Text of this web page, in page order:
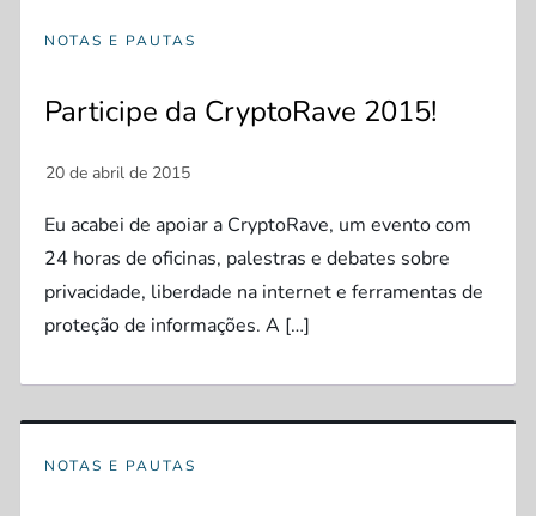
NOTAS E PAUTAS
Participe da CryptoRave 2015!
Eu acabei de apoiar a CryptoRave, um evento com
24 horas de oficinas, palestras e debates sobre
privacidade, liberdade na internet e ferramentas de
proteção de informações. A […]
NOTAS E PAUTAS